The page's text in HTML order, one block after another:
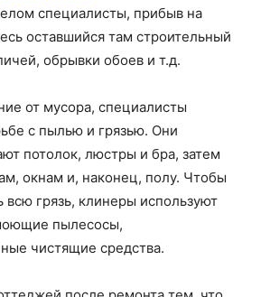
специалисты, прибыв на
оставшийся там строительный
обрывки обоев и т.д.
от мусора, специалисты
с пылью и грязью. Они
потолок, люстры и бра, затем
окнам и, наконец, полу. Чтобы
всю грязь, клинеры используют
пылесосы,
чистящие средства.